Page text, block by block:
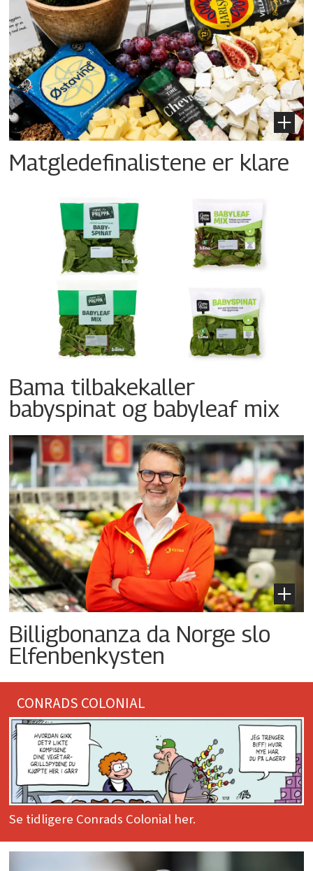
Matgledefinalistene er klare
Bama tilbakekaller
babyspinat og babyleaf mix
Billigbonanza da Norge slo
Elfenbenkysten
CONRADS COLONIAL
Se tidligere Conrads Colonial her.